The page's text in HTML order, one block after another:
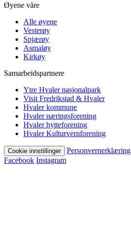
Øyene våre
Alle øyene
Vesterøy
Spjærøy
Asmaløy
Kirkøy
Samarbeidspartnere
Ytre Hvaler nasjonalpark
Visit Fredrikstad & Hvaler
Hvaler kommune
Hvaler næringsforening
Hvaler hytteforening
Hvaler Kulturvernforening
Cookie innstillinger
Personvernerklæring
Facebook Instagram